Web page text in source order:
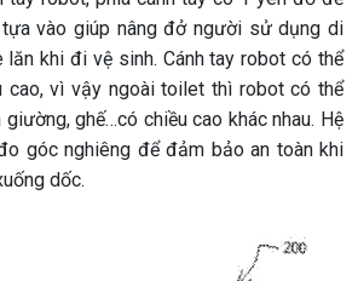
vào giúp nâng đở người sử dụng di
lăn khi đi vệ sinh. Cánh tay robot có thể
cao, vì vậy ngoài toilet thì robot có thể
ghế…có chiều cao khác nhau. Hệ
góc nghiêng để đảm bảo an toàn khi
dốc.